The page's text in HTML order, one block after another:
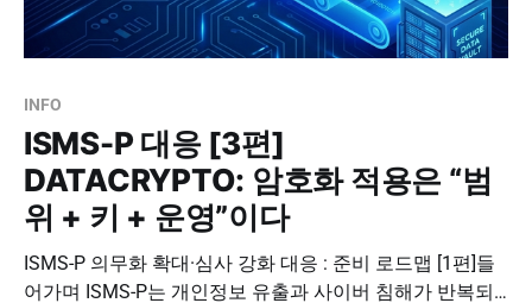
INFO
ISMS-P 대응 [3편]
DATACRYPTO: 암호화 적용은 “범
위 + 키 + 운영”이다
ISMS-P 의무화 확대·심사 강화 대응 : 준비 로드맵 [1편]들
어가며 ISMS-P는 개인정보 유출과 사이버 침해가 반복되